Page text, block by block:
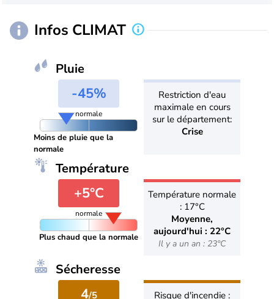
Infos CLIMAT
Pluie
-45%
normale
Moins de pluie que la
normale
Restriction d'eau
maximale en cours
sur le département:
Crise
Température
+5°C
normale
Plus chaud que la normale
Température normale
: 17°C
Moyenne,
aujourd'hui : 22°C
Il y a un an : 23°C
Sécheresse
4/5
Risque d'incendie :